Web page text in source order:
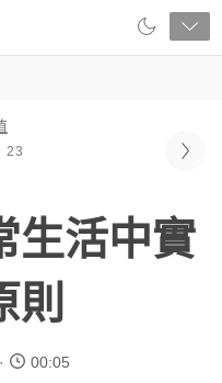
23
生活中實
則
00:05